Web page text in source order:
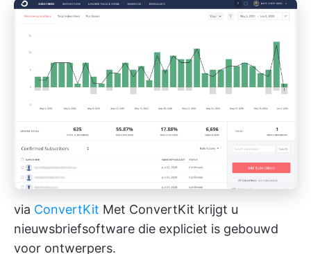
via ConvertKit Met ConvertKit krijgt u
nieuwsbriefsoftware die expliciet is gebouwd
voor ontwerpers.